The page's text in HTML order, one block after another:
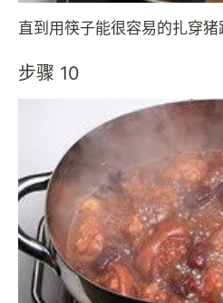
直到用筷子能很容易的扎穿
步骤 10